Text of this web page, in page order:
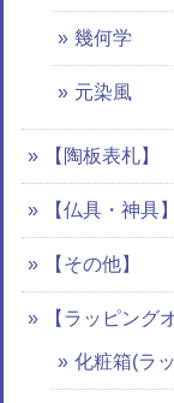
幾何学
元染風
【陶板表札】
【仏具・神具】
【その他】
【ラッピング
化粧箱(ラ